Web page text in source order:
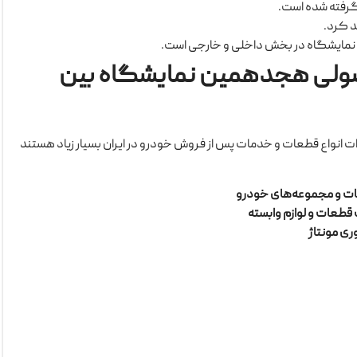
نمایشگاه در بخش داخلی و خارجی است.
هجدهمین نمایشگاه بین
قطعات و خدمات پس از فروش خودرو در ایران بسیار زیاد هستند
و مجموعه‌های خودرو
و لوازم وابسته
مونتاژ